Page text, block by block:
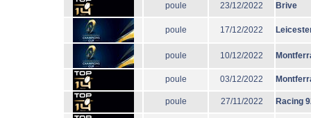
poule 23/12/2022 Brive
poule 17/12/2022
poule 10/12/2022
poule 03/12/2022
poule 27/11/2022 Racing